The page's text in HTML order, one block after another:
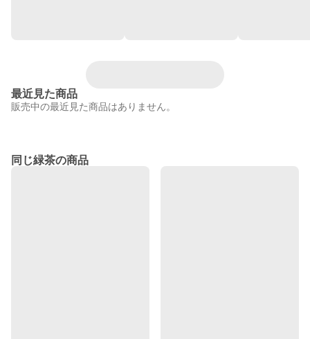
最近見た商品
販売中の最近見た商品はありません。
同じ緑茶の商品